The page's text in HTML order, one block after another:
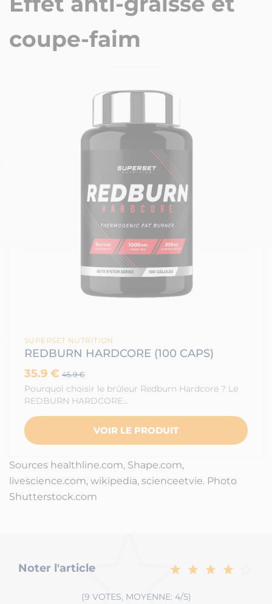
coupe-faim
SUPERSET NUTRITION
REDBURN HARDCORE (100 CAPS)
35.9 € 45.9 €
Pourquoi choisir le brûleur Redburn Hardcore ? Le
REDBURN HARDCORE…
VOIR LE PRODUIT
Sources healthline.com, Shape.com,
livescience.com, wikipedia, scienceetvie. Photo
Shutterstock.com
Noter l'article
(9 VOTES, MOYENNE: 4/5)